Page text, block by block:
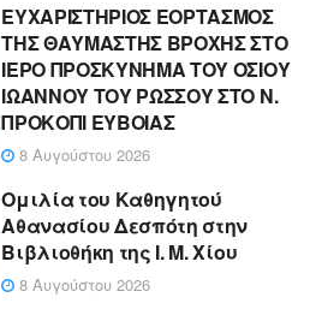
ΕΥΧΑΡΙΣΤΗΡΙΟΣ ΕΟΡΤΑΣΜΟΣ
ΤΗΣ ΘΑΥΜΑΣΤΗΣ ΒΡΟΧΗΣ ΣΤΟ
ΙΕΡΟ ΠΡΟΣΚΥΝΗΜΑ ΤΟΥ ΟΣΙΟΥ
ΙΩΑΝΝΟΥ ΤΟΥ ΡΩΣΣΟΥ ΣΤΟ Ν.
ΠΡΟΚΟΠΙ ΕΥΒΟΙΑΣ
8 Αυγούστου 2026
Ομιλία του Καθηγητού
Αθανασίου Δεσπότη στην
Βιβλιοθήκη της Ι. Μ. Χίου
8 Αυγούστου 2026